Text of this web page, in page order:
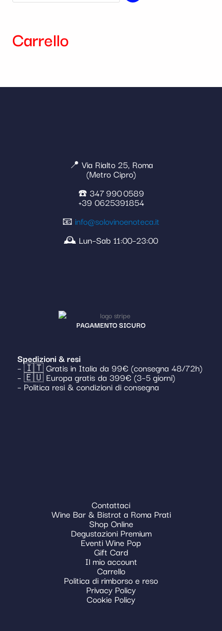
Carrello
📍 Via Rialto 25, Roma
(Metro Cipro)
☎️ 347 990 0589
+39 0625391854
📧 info@solovinoenoteca.it
🕰️ Lun–Sab 11:00–23:00
PAGAMENTO SICURO
Spedizioni & resi
– 🇮🇹 Gratis in Italia da 99€ (consegna 48/72h)
– 🇪🇺 Europa gratis da 399€ (3–5 giorni)
– Politica resi & condizioni di consegna
Contattaci
Wine Bar & Bistrot a Roma Prati
Shop Online
Degustazioni Premium
Eventi Wine Pop
Gift Card
Il mio account
Carrello
Politica di rimborso e reso
Privacy Policy
Cookie Policy